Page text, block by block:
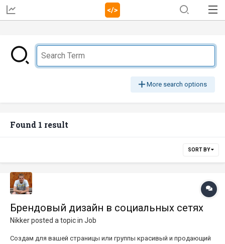
More search options
Found 1 result
SORT BY
Брендовый дизайн в социальных сетях
Nikkerposted a topic in Job
Создам для вашей страницы или группы красивый и продающий